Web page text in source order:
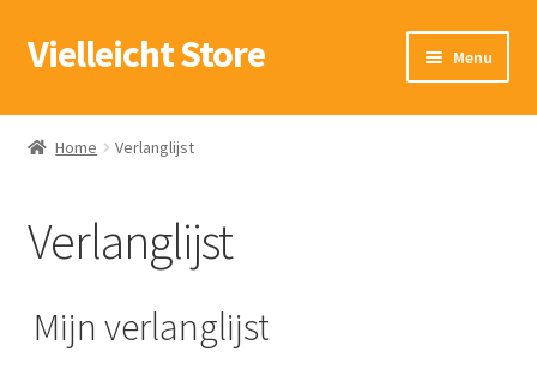
Ga
door
navigatie
Ga
naar
inhoud
Vielleicht Store Menu
Winkel
Mijn account
Home Verlanglijst
Verlanglijst
Mijn verlanglijst